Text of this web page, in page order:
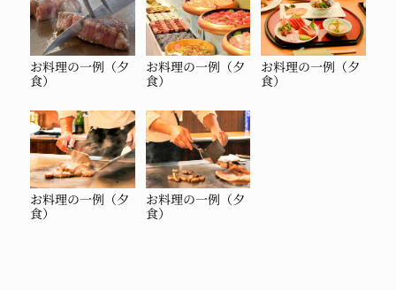
お料理の一例（夕
食）
お料理の一例（夕
食）
お料理の一例（夕
食）
お料理の一例（夕
食）
お料理の一例（夕
食）